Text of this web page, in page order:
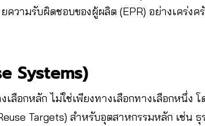
วามรับผิดชอบของผู้ผลิต (EPR) อย่างเคร่งค
Systems)
ลือกหลัก ไม่ใช่เพียงทางเลือกทางเลือกหนึ่ง โ
Targets) สำหรับอุตสาหกรรมหลัก เช่น ธุ